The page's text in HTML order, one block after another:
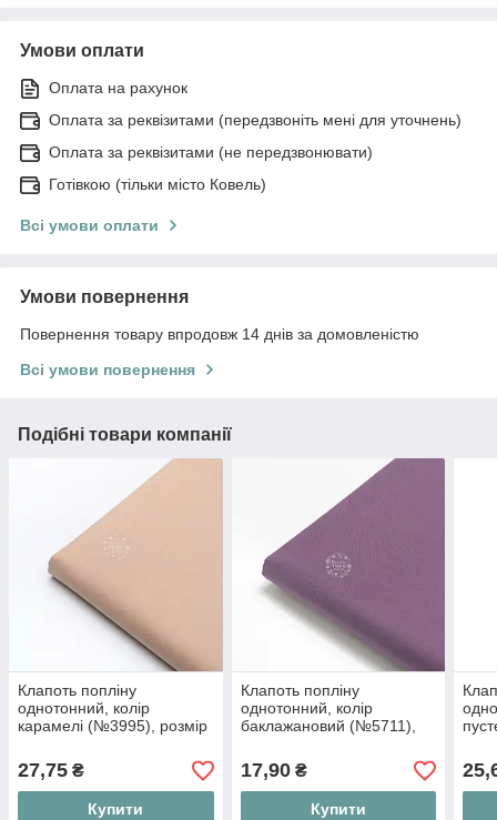
Умови оплати
Оплата на рахунок
Оплата за реквізитами (передзвоніть мені для уточнень)
Оплата за реквізитами (не передзвонювати)
Готівкою (тільки місто Ковель)
Всі умови оплати
Умови повернення
Повернення товару впродовж 14 днів за домовленістю
Всі умови повернення
Подібні товари компанії
Клапоть попліну
однотонний, колір
карамелі (№3995), розмір
27,75 ₴
Купити
Клапоть попліну
однотонний, колір
баклажановий (№5711),
17,90₴
Купити
см